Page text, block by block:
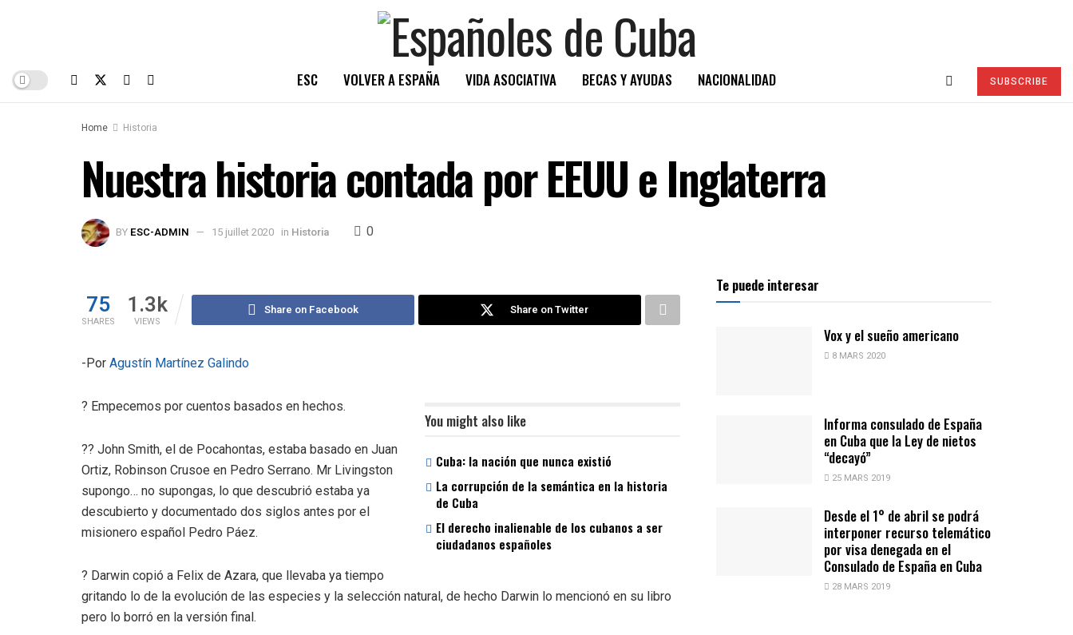
ESC VOLVER A ESPAÑA VIDA ASOCIATIVA BECAS Y AYUDAS NACIONALIDAD SUBSCRIBE
Home Historia
Nuestra historia contada por EEUU e Inglaterra
BY ESC-ADMIN 15 juillet 2020 in Historia 0
75
SHARES
1.3k
VIEWS
Share on Facebook Share on Twitter
-Por Agustín Martínez Galindo
You might also like
Cuba: la nación que nunca existió
La corrupción de la semántica en la historia
de Cuba
El derecho inalienable de los cubanos a ser
ciudadanos españoles
? Empecemos por cuentos basados en hechos.
?? John Smith, el de Pocahontas, estaba basado en Juan
Ortiz, Robinson Crusoe en Pedro Serrano. Mr Livingston
supongo… no supongas, lo que descubrió estaba ya
descubierto y documentado dos siglos antes por el
misionero español Pedro Páez.
? Darwin copió a Felix de Azara, que llevaba ya tiempo
gritando lo de la evolución de las especies y la selección natural, de hecho Darwin lo mencionó en su libro
pero lo borró en la versión final.
Te puede interesar
Vox y el sueño americano
8 MARS 2020
Informa consulado de España
en Cuba que la Ley de nietos
“decayó”
25 MARS 2019
Desde el 1° de abril se podrá
interponer recurso telemático
por visa denegada en el
Consulado de España en Cuba
28 MARS 2019